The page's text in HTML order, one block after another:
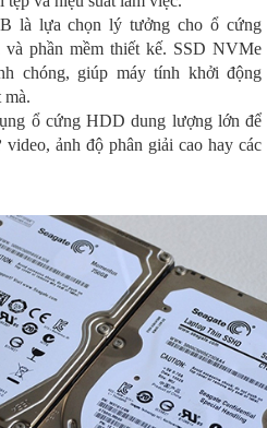
là lựa chọn lý tưởng cho ổ cứng
phần mềm thiết kế. SSD NVMe
chóng, giúp máy tính khởi động
mà.
ổ cứng HDD dung lượng lớn để
ảnh độ phân giải cao hay các